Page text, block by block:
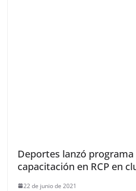
Deportes lanzó programa
capacitación en RCP en
22 de junio de 2021